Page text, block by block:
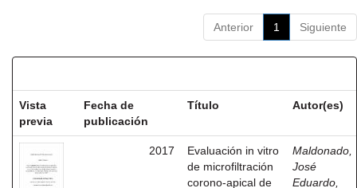
Anterior 1 Siguiente
Vista
previa
Fecha de
publicación
Título Autor(es)
2017
Evaluación in vitro
de microfiltración
corono-apical de
Maldonado,
José
Eduardo,